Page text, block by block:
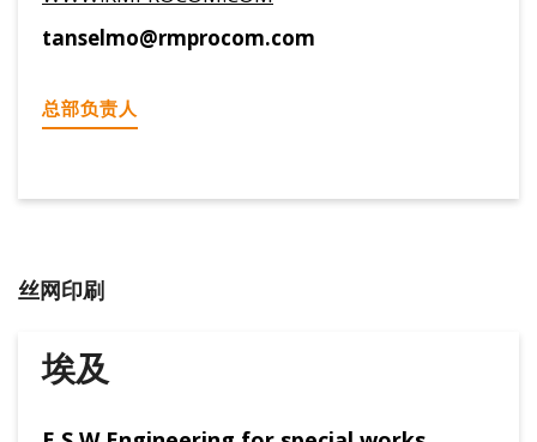
tanselmo@rmprocom.com
总部负责人
丝网印刷
埃及